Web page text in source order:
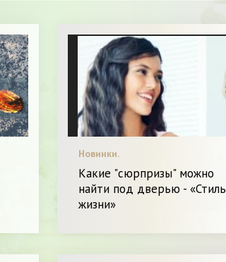
Новинки.
Какие "сюрпризы" можно
найти под дверью - «Стиль
жизни»